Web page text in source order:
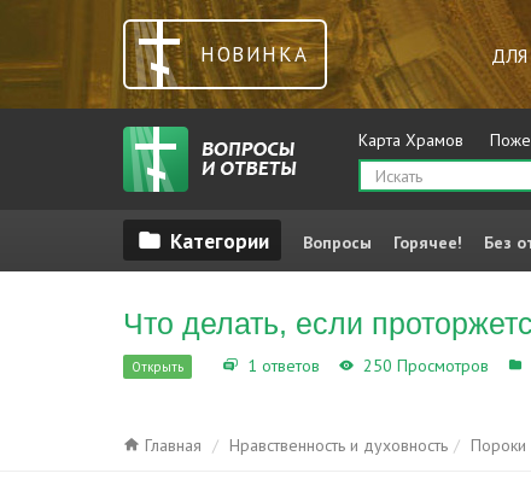
НОВИНКА
Карта Храмов
Вопросы Горячее! Без
Что делать, если
Открыть 1 ответов 250 Просмотров
Главная Нравственность и духовность Пороки